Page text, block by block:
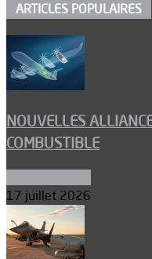
ARTICLES POPULAIRES
NOUVELLES
COMBUSTIBLE
17 juillet 2026